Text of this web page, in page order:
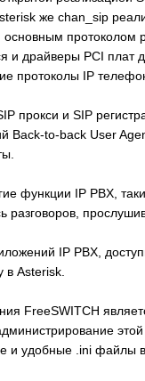
же chan_sip
основным протоколом
и драйверы PCI плат
протоколы IP
прокси и SIP
Back-to-back User
функции IP PBX,
разговоров,
IP PBX,
в Asterisk.
FreeSWITCH
этой
и удобные .ini файлы